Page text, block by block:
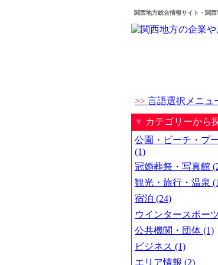
関西地方総合情報サイト・関
>> 言語選択メニュ
▼ カテゴリーから
公園・ビーチ・プ
(1)
冠婚葬祭・写真館
観光・旅行・温泉
宿泊 (24)
ウインタースポー
公共機関・団体 (1)
ビジネス (1)
エリア情報 (2)